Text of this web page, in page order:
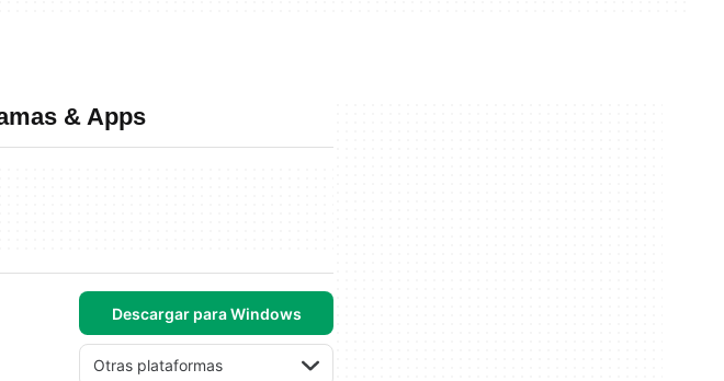
& Apps
Descargar para Windows
Otras plataformas